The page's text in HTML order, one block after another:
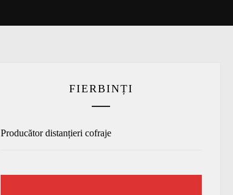
FIERBINȚI
Producător distanțieri cofraje